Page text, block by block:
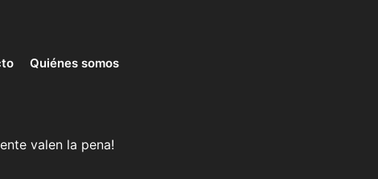
Quiénes somos
valen la pena!